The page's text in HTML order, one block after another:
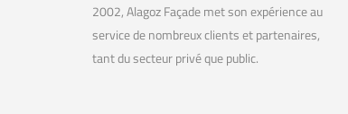
2002, Alagoz Façade met son expérience au
service de nombreux clients et partenaires,
tant du secteur privé que public.